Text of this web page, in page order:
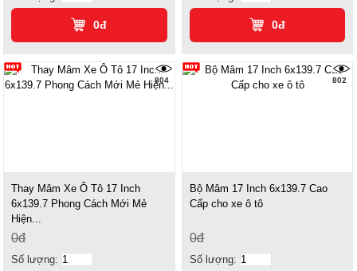
0đ 0đ
804
Thay Mâm Xe Ô Tô 17 Inch
6x139.7 Phong Cách Mới Mẻ
Hiện...
0đ
Số lượng:
802
Bộ Mâm 17 Inch 6x139.7 Cao
Cấp cho xe ô tô
0đ
Số lượng: